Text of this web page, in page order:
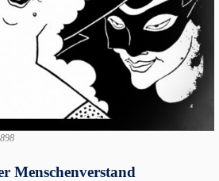
Menschenverstand